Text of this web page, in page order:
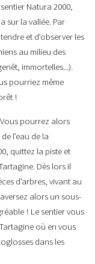
Natura 2000,
sur la vallée. Par
et d’observer les
au milieu des
immortelles...).
pourriez même
!
pourrez alors
l’eau de la
quittez la piste et
Dès lors il
d’arbres, vivant au
alors un sous-
! Le sentier vous
où en vous
dans les